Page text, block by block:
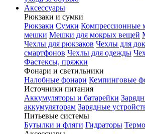
Аксессуары
Рюкзаки и сумки
Рюкзаки Сумки Компрессионные
мешки Мешки для мокрых вещей
Чехлы для рюкзаков Чехлы для
смартфонов Чехлы для одежды
Фастексы, пряжки
Фонари и светильники
Налобные фонари Кемпинговые
Источники питания
Аккумуляторы и батарейки
аккумуляторам Зарядные
Питьевые системы
Бутылки и фляги Гидраторы